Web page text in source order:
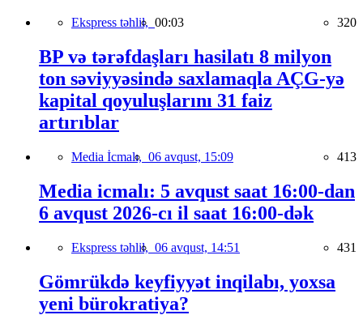
Ekspress təhlil, 00:03 320
BP və tərəfdaşları hasilatı 8 milyon
ton səviyyəsində saxlamaqla AÇG-yə
kapital qoyuluşlarını 31 faiz
artırıblar
Media İcmalı, 06 avqust, 15:09 413
Media icmalı: 5 avqust saat 16:00-dan
6 avqust 2026-cı il saat 16:00-dək
Ekspress təhlil, 06 avqust, 14:51 431
Gömrükdə keyfiyyət inqilabı, yoxsa
yeni bürokratiya?